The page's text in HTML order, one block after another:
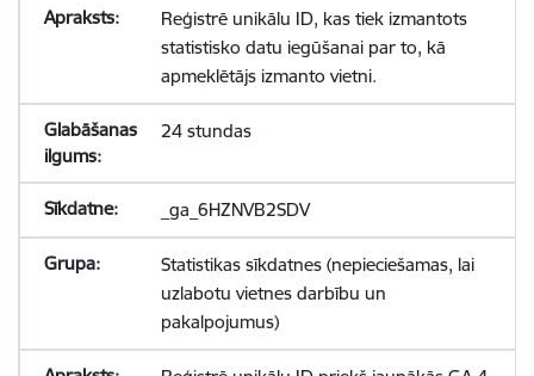
Reģistrē unikālu ID, kas tiek izmantots
statistisko datu iegūšanai par to, kā
apmeklētājs izmanto vietni.
24 stundas
_ga_6HZNVB2SDV
Statistikas sīkdatnes (nepieciešamas, lai
uzlabotu vietnes darbību un
pakalpojumus)